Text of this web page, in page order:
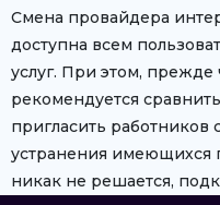
Смена провайдера
доступна всем
услуг. При этом,
рекомендуется
пригласить
устранения имеющихся
никак не решается,